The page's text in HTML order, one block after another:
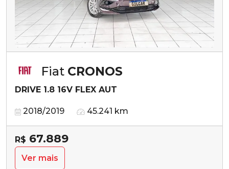
Fiat CRONOS
DRIVE 1.8 16V FLEX AUT
2018/2019 45.241 km
R$ 67.889
Ver mais